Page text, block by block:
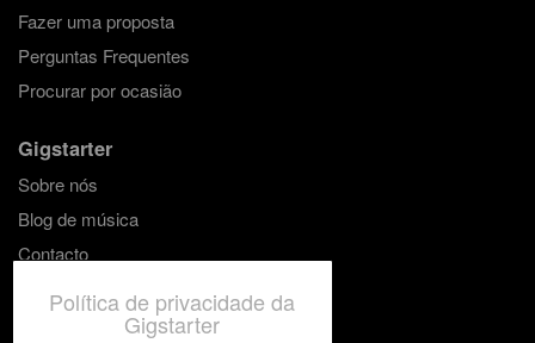
Fazer uma proposta
Perguntas Frequentes
Procurar por ocasião
Gigstarter
Sobre nós
Blog de música
Contacto
Política de privacidade da
Gigstarter